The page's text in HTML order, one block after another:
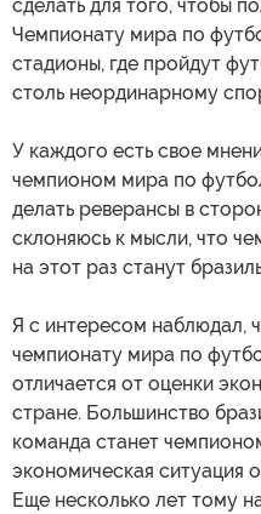
сделать для того, чтобы
Чемпионату мира по
стадионы, где пройдут
столь неординарному
У каждого есть свое
чемпионом мира по
делать реверансы в
склоняюсь к мысли, что
на этот раз станут
Я с интересом наблюдал,
чемпионату мира по
отличается от оценки
стране. Большинство
команда станет
экономическая ситуация
Еще несколько лет тому